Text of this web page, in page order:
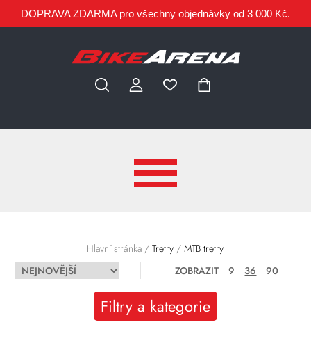
DOPRAVA ZDARMA pro všechny objednávky od 3 000 Kč.
Hlavní stránka /Tretry /MTB tretry
ZOBRAZIT
9 36 90
Filtry a kategorie